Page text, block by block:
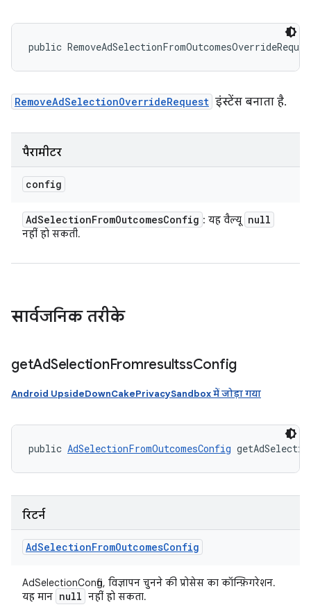
public
RemoveAdSelectionOverrideRequest इंस्टेंस बनाता है.
पैरामीटर
config
AdSelectionFromOutcomesConfig : यह वैल्यू null
नहीं हो सकती.
सार्वजनिक तरीके
getAdSelectionFromresultssConfig
Android UpsideDownCakePrivacySandbox में जोड़ा गया
public AdSelectionFromOutcomesConfig
रिटर्न
AdSelectionFromOutcomesConfig
AdSelectionConfig, विज्ञापन चुनने की प्रोसेस का कॉन्फ़िगरेशन.
यह मान null नहीं हो सकता.